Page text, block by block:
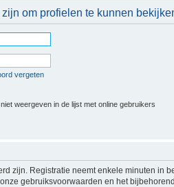
om profielen te kunnen
vergeten
weergeven in de lijst met online gebruikers
zijn. Registratie neemt enkele minuten in
gebruiksvoorwaarden en het